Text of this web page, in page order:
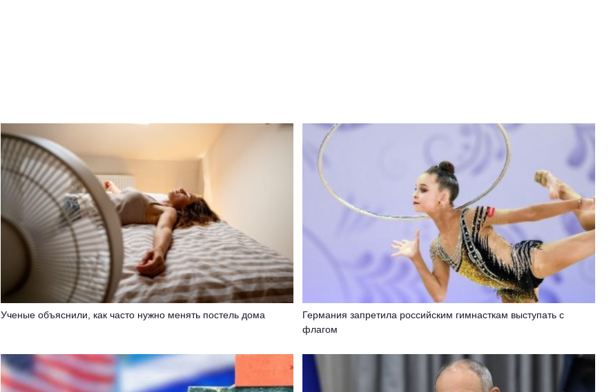
Ученые объяснили, как часто нужно менять постель дома
Германия запретила российским гимнасткам выступать с
флагом